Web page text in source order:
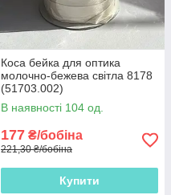
Коса бейка для оптика
молочно-бежева світла 8178
(51703.002)
В наявності 104 од.
177 ₴/бобіна
221,30 ₴/бобіна
Купити